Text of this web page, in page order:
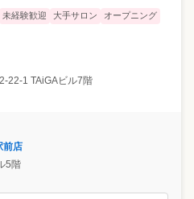
未経験歓迎 大手サロン
オープニング
22-1 TAiGAビル7階
前店
5階